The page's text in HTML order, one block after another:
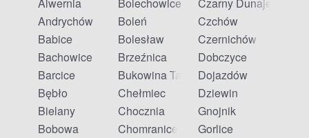
Andrychów
Babice
Bachowice
Barcice
Bębło
Bielany
Bobowa
Boleń
Bolesław
Brzeźnica
Bukowina Tatrzańska
Chełmiec
Chocznia
Chomranice
Czchów
Czernichów
Dobczyce
Dojazdów
Dziewin
Gnojnik
Gorlice